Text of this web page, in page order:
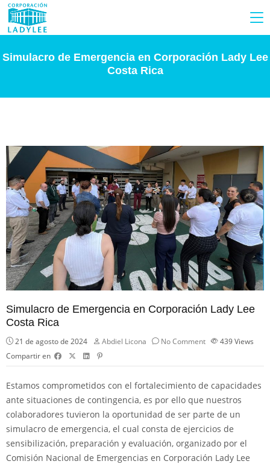
Simulacro de Emergencia en Corporación Lady Lee
Costa Rica
Simulacro de Emergencia en Corporación Lady Lee
Costa Rica
21 de agosto de 2024 Abdiel Licona No Comment 439Views
Compartir en
Estamos comprometidos con el fortalecimiento de capacidades
ante situaciones de contingencia, es por ello que nuestros
colaboradores tuvieron la oportunidad de ser parte de un
simulacro de emergencia, el cual consta de ejercicios de
sensibilización, preparación y evaluación, organizado por el
Comisión Nacional de Emergencias en Corporación Lady Lee